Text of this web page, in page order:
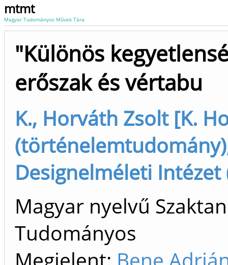
mtmt
Magyar Tudományos Művek Tára
"Különös
erőszak és vértabu
K., Horváth Zsolt [K.
Designelméleti Intézet
Magyar nyelvű
Tudományos